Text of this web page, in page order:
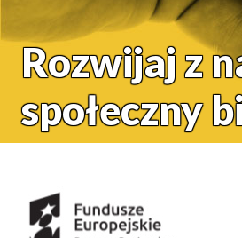
Rozwijaj z
społeczny